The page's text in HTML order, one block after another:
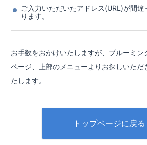
ご入力いただいたアドレス(URL)が間
ります。
お手数をおかけいたしますが、ブルーミ
ページ、
上部のメニューよりお探しいた
たします。
トップページに戻る